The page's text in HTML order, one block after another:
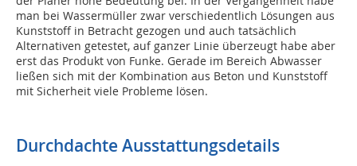
man bei Wassermüller zwar verschiedentlich Lösungen aus
Kunststoff in Betracht gezogen und auch tatsächlich
Alternativen getestet, auf ganzer Linie überzeugt habe aber
erst das Produkt von Funke. Gerade im Bereich Abwasser
ließen sich mit der Kombination aus Beton und Kunststoff
mit Sicherheit viele Probleme lösen.
Durchdachte Ausstattungsdetails